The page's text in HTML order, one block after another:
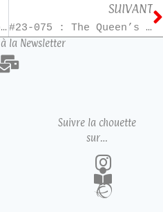
#23-073 : Serre-moi fort
SUIVANT
#23-075 : The Queen’s Council – T1
la Newsletter
Suivre la chouette
sur…